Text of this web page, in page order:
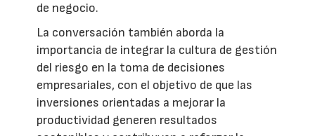
de negocio.
La conversación también aborda la
importancia de integrar la cultura de gestión
del riesgo en la toma de decisiones
empresariales, con el objetivo de que las
inversiones orientadas a mejorar la
productividad generen resultados